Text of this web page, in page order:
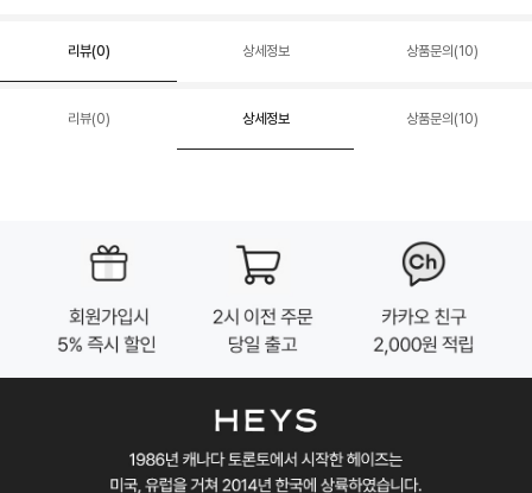
리뷰(0) 상세정보 상품문의(10)
리뷰(0) 상세정보 상품문의(10)